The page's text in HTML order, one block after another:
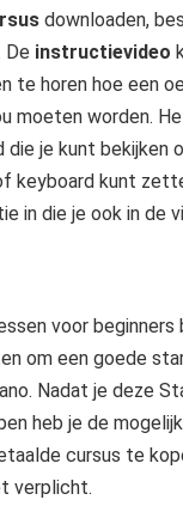
downloaden,
De instructievideo
te horen hoe een
moeten worden.
je kunt bekijken
keyboard kunt
in die je ook in de
voor
om een goede
Nadat je deze
heb je de
cursus te
verplicht.